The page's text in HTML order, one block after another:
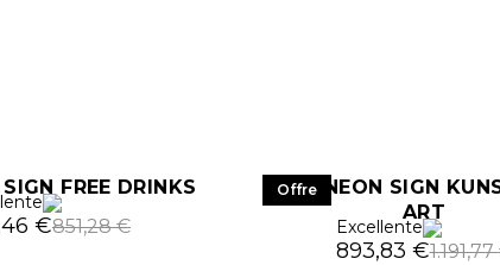
FREE DRINKS
851,28€
initial était : 851,28 €.
€
actuel est : 638,46 €.
Offre
LED NEON SIGN
ART
Excellente
1.191,77
Le prix initial
893,83 €
Le prix actuel